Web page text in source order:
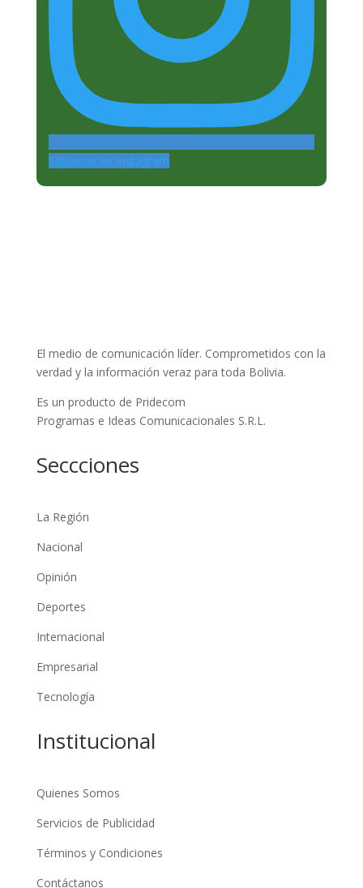
Siguenos en Instagram
El medio de comunicación líder. Comprometidos con la
verdad y la información veraz para toda Bolivia.
Es un producto de Pridecom
Programas e Ideas Comunicacionales S.R.L.
Seccciones
La Región
Nacional
Opinión
Deportes
Internacional
Empresarial
Tecnología
Institucional
Quienes Somos
Servicios de Publicidad
Términos y Condiciones
Contáctanos